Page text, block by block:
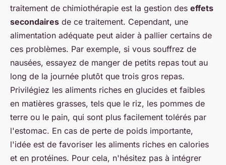
traitement de chimiothérapie est la gestion des effets
secondaires de ce traitement. Cependant, une
alimentation adéquate peut aider à pallier certains de
ces problèmes. Par exemple, si vous souffrez de
nausées, essayez de manger de petits repas tout au
long de la journée plutôt que trois gros repas.
Privilégiez les aliments riches en glucides et faibles
en matières grasses, tels que le riz, les pommes de
terre ou le pain, qui sont plus facilement tolérés par
l'estomac. En cas de perte de poids importante,
l'idée est de favoriser les aliments riches en calories
et en protéines. Pour cela, n'hésitez pas à intégrer